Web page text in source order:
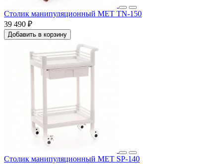
Столик манипуляционный МЕТ ТN-150
39 490 ₽
Добавить в корзину
Столик манипуляционный МЕТ SP-140